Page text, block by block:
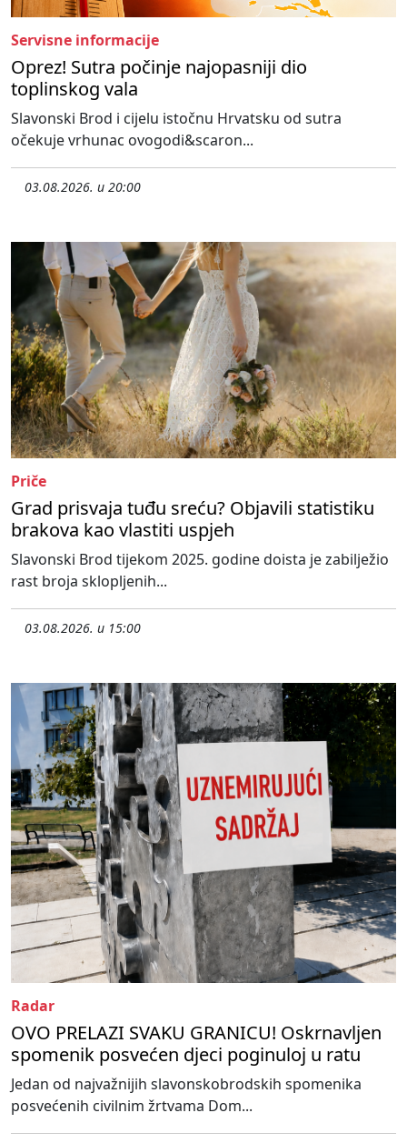
Servisne informacije
Oprez! Sutra počinje najopasniji dio
toplinskog vala
Slavonski Brod i cijelu istočnu Hrvatsku od sutra
očekuje vrhunac ovogodi&scaron...
03.08.2026. u 20:00
Priče
Grad prisvaja tuđu sreću? Objavili statistiku
brakova kao vlastiti uspjeh
Slavonski Brod tijekom 2025. godine doista je zabilježio
rast broja sklopljenih...
03.08.2026. u 15:00
Radar
OVO PRELAZI SVAKU GRANICU! Oskrnavljen
spomenik posvećen djeci poginuloj u ratu
Jedan od najvažnijih slavonskobrodskih spomenika
posvećenih civilnim žrtvama Dom...